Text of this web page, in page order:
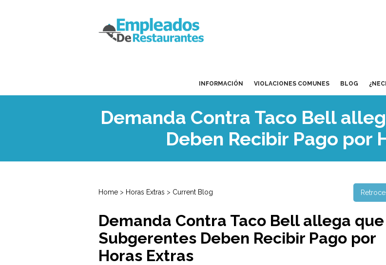
INFORMACIÓN VIOLACIONES COMUNES BLOG
Demanda Contra Taco Bell
Deben Recibir Pago por
Home > Horas Extras > Current Blog
Demanda Contra Taco Bell allega que
Subgerentes Deben Recibir Pago por
Horas Extras